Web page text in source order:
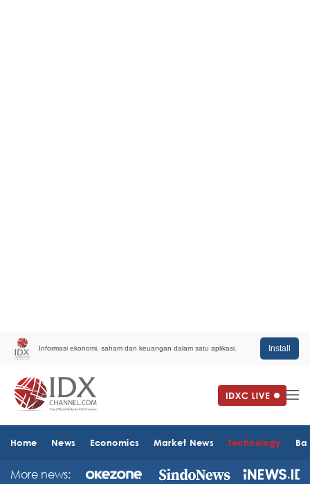
Informasi ekonomi, saham dan keuangan dalam satu aplikasi. Install
Home News Economics Market News Technology
More news: